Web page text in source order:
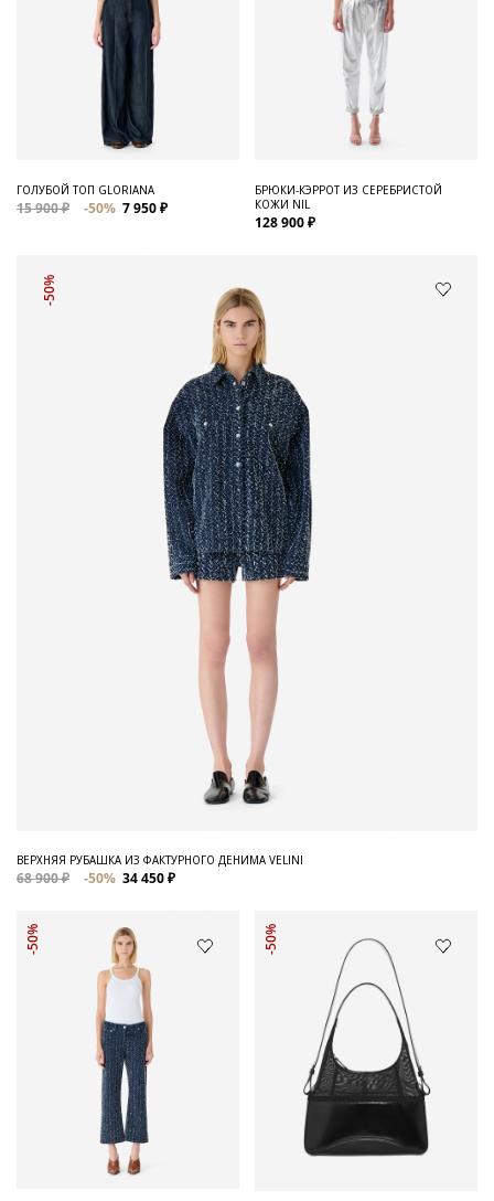
ГОЛУБОЙ ТОП GLORIANA
15 900 ₽ -50% 7 950 ₽
БРЮКИ-КЭРРОТ ИЗ СЕРЕБРИСТОЙ
КОЖИ NIL
128 900 ₽
-50%
ВЕРХНЯЯ РУБАШКА ИЗ ФАКТУРНОГО ДЕНИМА VELINI
68 900 ₽ -50% 34 450 ₽
-50% -50%